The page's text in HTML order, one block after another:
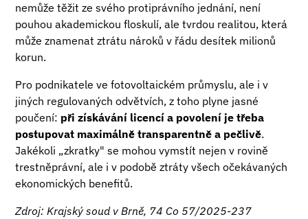
nemůže těžit ze svého protiprávního jednání, není
pouhou akademickou floskulí, ale tvrdou realitou, která
může znamenat ztrátu nároků v řádu desítek milionů
korun.
Pro podnikatele ve fotovoltaickém průmyslu, ale i v
jiných regulovaných odvětvích, z toho plyne jasné
poučení: při získávání licencí a povolení je třeba
postupovat maximálně transparentně a pečlivě.
Jakékoli „zkratky" se mohou vymstít nejen v rovině
trestněprávní, ale i v podobě ztráty všech očekávaných
ekonomických benefitů.
Zdroj: Krajský soud v Brně, 74 Co 57/2025-237